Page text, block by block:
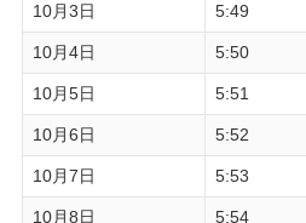
10月3日 5:49
10月4日 5:50
10月5日 5:51
10月6日 5:52
10月7日 5:53
10月8日 5:54